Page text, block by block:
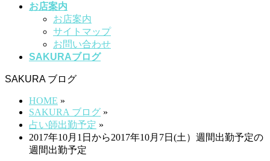
お店案内
お店案内
サイトマップ
お問い合わせ
SAKURAブログ
SAKURA ブログ
HOME »
SAKURA ブログ »
占い師出勤予定 »
2017年10月1日から2017年10月7日(土）週間出勤予定の
週間出勤予定